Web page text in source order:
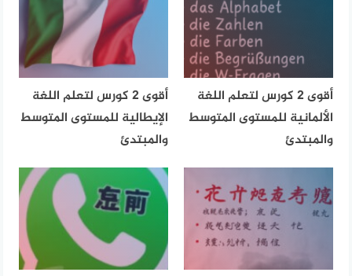
أقوى 2 كورس لتعلم اللغة
الألمانية للمستوى المتوسط
والمبتدئ
أقوى 2 كورس لتعلم اللغة
الإيطالية للمستوى المتوسط
والمبتدئ